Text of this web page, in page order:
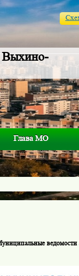
Выхино-
Глава МО